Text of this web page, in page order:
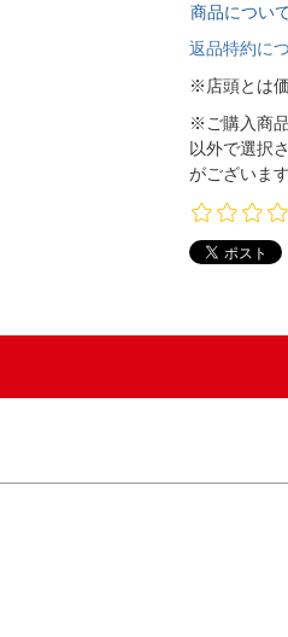
商品につい
返品特約に
※店頭とは
※ご購入商
以外で選択
がございます